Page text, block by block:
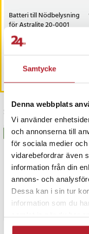
Samtycke
Denna webbplats
Vi använder
och annonserna till
för sociala medier
vidarebefordrar även
information från din
annons- och
Dessa kan i sin tur
information som du
Batteri till Nödbelysning
för Astralite 20-0001
Pris:149 kr
149 kr
Köp
Senast besökta
BÄSTSÄLJARE